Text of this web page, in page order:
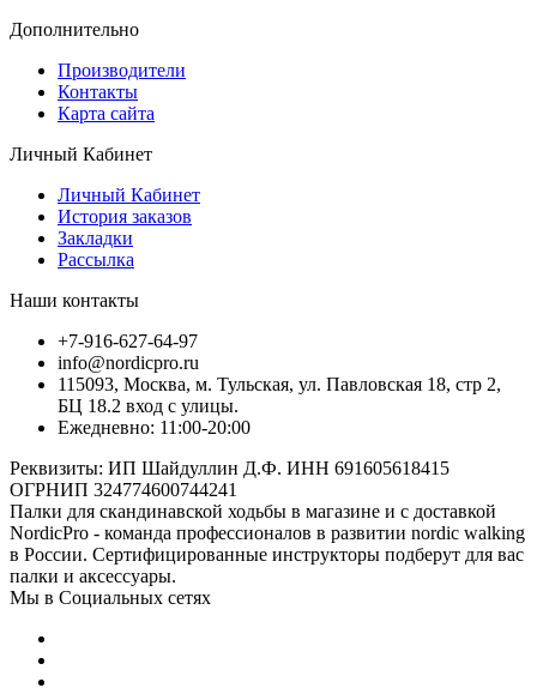
Дополнительно
Производители
Контакты
Карта сайта
Личный Кабинет
Личный Кабинет
История заказов
Закладки
Рассылка
Наши контакты
+7-916-627-64-97
info@nordicpro.ru
115093, Москва, м. Тульская, ул. Павловская 18, стр 2,
БЦ 18.2 вход с улицы.
Ежедневно: 11:00-20:00
Реквизиты: ИП Шайдуллин Д.Ф. ИНН 691605618415
ОГРНИП 324774600744241
Палки для скандинавской ходьбы в магазине и с доставкой
NordicPro - команда профессионалов в развитии nordic walking
в России. Сертифицированные инструкторы подберут для вас
палки и аксессуары.
Мы в Социальных сетях